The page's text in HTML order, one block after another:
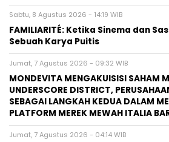
Sabtu, 8 Agustus 2026 - 14:19 WIB
FAMILIARITÉ: Ketika Sinema dan
Sebuah Karya Puitis
Jumat, 7 Agustus 2026 - 09:32 WIB
MONDEVITA MENGAKUISISI SAHAM
UNDERSCORE DISTRICT,
SEBAGAI LANGKAH KEDUA DALAM
PLATFORM MEREK MEWAH ITALIA
Jumat, 7 Agustus 2026 - 04:14 WIB